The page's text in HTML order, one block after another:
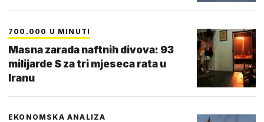
700.000 U MINUTI
Masna zarada naftnih divova: 93
milijarde $ za tri mjeseca rata u
Iranu
EKONOMSKA ANALIZA